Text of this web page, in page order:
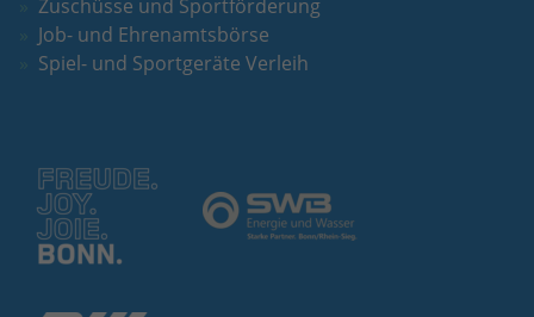
Zuschüsse und Sportförderung
Job- und Ehrenamtsbörse
Spiel- und Sportgeräte Verleih